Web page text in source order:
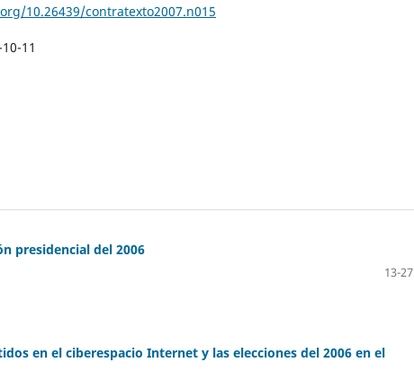
10.26439/contratexto2007.n015
11
presidencial del 2006
13-27
en el ciberespacio Internet y las elecciones del 2006 en el